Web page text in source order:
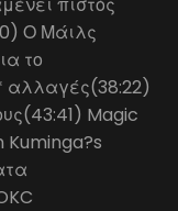
Ο Μάιλς
το
αλλαγές(38:22)
Magic